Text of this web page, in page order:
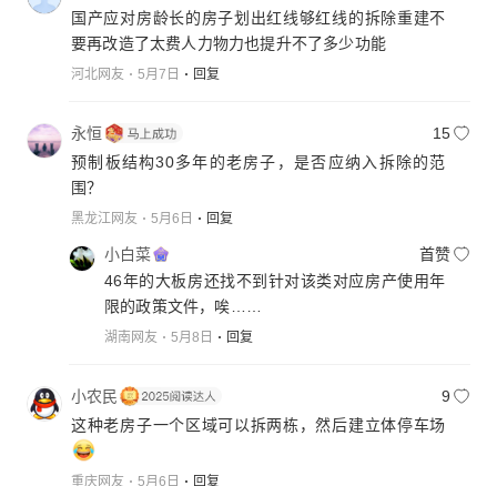
国产应对房龄长的房子划出红线够红线的拆除重建不
要再改造了太费人力物力也提升不了多少功能
河北网友 5月7日 回复
永恒
15
预制板结构30多年的老房子，是否应纳入拆除的范
围？
黑龙江网友 5月6日 回复
小白菜
首赞
46年的大板房还找不到针对该类对应房产使用年
限的政策文件，唉……
湖南网友 5月8日 回复
小农民
9
这种老房子一个区域可以拆两栋，然后建立体停车场
重庆网友 5月6日 回复